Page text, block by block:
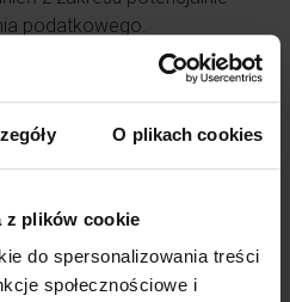
O plikach cookies
z plików cookie
do spersonalizowania treści
społecznościowe i
podatkowego.
oznaczają dla
wypełniania obowiązków
MDR powinna stać się